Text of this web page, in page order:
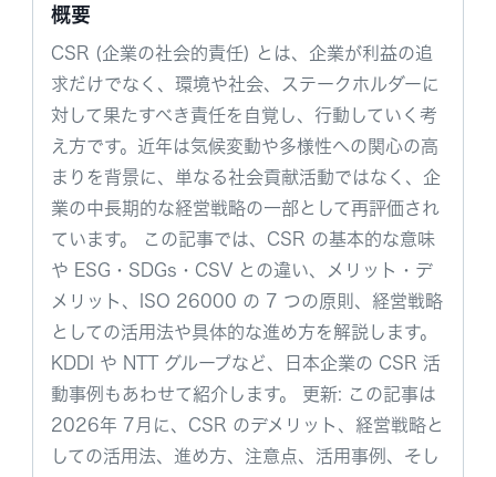
概要
CSR (企業の社会的責任) とは、企業が利益の追
求だけでなく、環境や社会、ステークホルダーに
対して果たすべき責任を自覚し、行動していく考
え方です。近年は気候変動や多様性への関心の高
まりを背景に、単なる社会貢献活動ではなく、企
業の中長期的な経営戦略の一部として再評価され
ています。 この記事では、CSR の基本的な意味
や ESG・SDGs・CSV との違い、メリット・デ
メリット、ISO 26000 の 7 つの原則、経営戦略
としての活用法や具体的な進め方を解説します。
KDDI や NTT グループなど、日本企業の CSR 活
動事例もあわせて紹介します。 更新: この記事は
2026年 7月に、CSR のデメリット、経営戦略と
しての活用法、進め方、注意点、活用事例、そし